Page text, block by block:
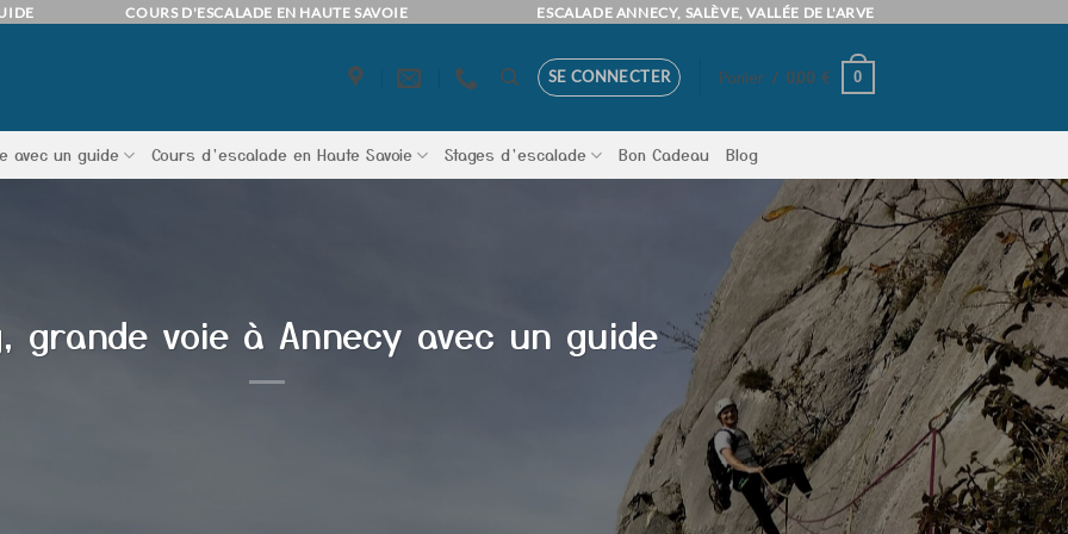
COURS D'ESCALADE EN HAUTE SAVOIE ESCALADE ANNECY, SALÈVE, VALLÉE DE L'ARVE
SE CONNECTER Panier / 0,00 € 0
avec un guide Cours d’escalade en Haute Savoie Stages d’escalade Bon Cadeau Blog
grande voie à Annecy avec un guide